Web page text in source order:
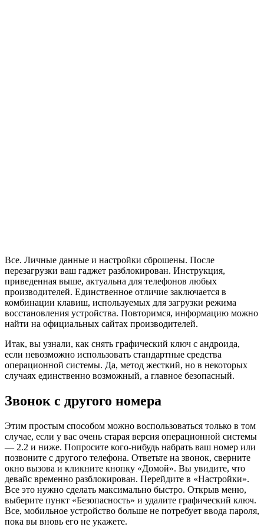
Все. Личные данные и настройки сброшены. После
перезагрузки ваш гаджет разблокирован. Инструкция,
приведенная выше, актуальна для телефонов любых
производителей. Единственное отличие заключается в
комбинации клавиш, используемых для загрузки режима
восстановления устройства. Повторимся, информацию можно
найти на официальных сайтах производителей.
Итак, вы узнали, как снять графический ключ с андроида,
если невозможно использовать стандартные средства
операционной системы. Да, метод жесткий, но в некоторых
случаях единственно возможный, а главное безопасный.
Звонок с другого номера
Этим простым способом можно воспользоваться только в том
случае, если у вас очень старая версия операционной системы
— 2.2 и ниже. Попросите кого-нибудь набрать ваш номер или
позвоните с другого телефона. Ответьте на звонок, сверните
окно вызова и кликните кнопку «Домой». Вы увидите, что
девайс временно разблокирован. Перейдите в «Настройки».
Все это нужно сделать максимально быстро. Открыв меню,
выберите пункт «Безопасность» и удалите графический ключ.
Все, мобильное устройство больше не потребует ввода пароля,
пока вы вновь его не укажете.